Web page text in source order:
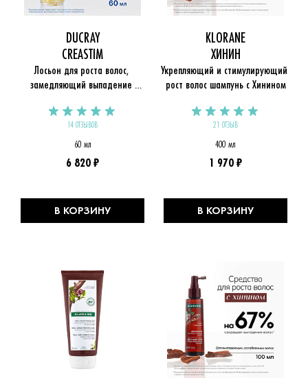
DUCRAY
CREASTIM
Лосьон для роста волос,
замедляющий выпадение
14 ОТЗЫВОВ
60 мл
6 820 ₽
В КОРЗИНУ
KLORANE
ХИНИН
Укрепляющий и стимулирующий
рост волос шампунь с Хинином
21 ОТЗЫВ
400 мл
1 970 ₽
В КОРЗИНУ